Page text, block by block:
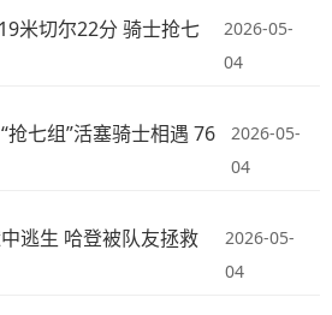
米切尔22分 骑士抢七
2026-05-
04
抢七组”活塞骑士相遇 76
2026-05-
04
逃生 哈登被队友拯救
2026-05-
04